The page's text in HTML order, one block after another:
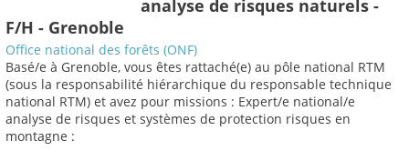
analyse de risques naturels -
F/H - Grenoble
Office national des forêts (ONF)
Basé/e à Grenoble, vous êtes rattaché(e) au pôle national RTM
(sous la responsabilité hiérarchique du responsable technique
national RTM) et avez pour missions : Expert/e national/e
analyse de risques et systèmes de protection risques en
montagne :